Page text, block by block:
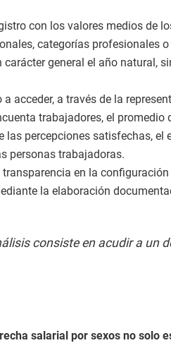
con los valores medios de
categorías profesionales
general el año natural,
acceder, a través de la
trabajadores, el promedio
percepciones satisfechas, el
personas trabajadoras.
en la configuración
la elaboración
consiste en acudir a un
salarial por sexos no solo